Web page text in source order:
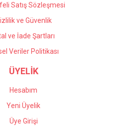
Satış Sözleşmesi
ve Güvenlik
ve İade Şartları
Veriler Politikası
ÜYELİK
Hesabım
Yeni Üyelik
Üye Girişi